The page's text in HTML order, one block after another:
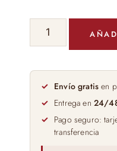
Vino
Tinto
miranda
Secastilla
75cl
cantidad
Envío gratis en
Entrega en 24/
Pago seguro:
transferencia